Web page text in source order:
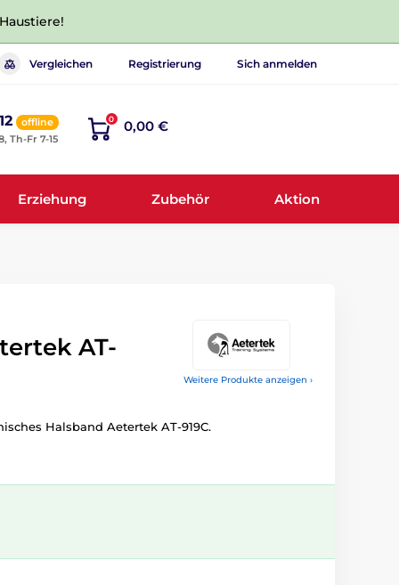
Vergleichen Registrierung Sich anmelden
offline
Th-Fr 7-15
0 0,00 €
Erziehung Zubehör Aktion
Weitere Produkte anzeigen ›
AT-
Halsband Aetertek AT-919C.